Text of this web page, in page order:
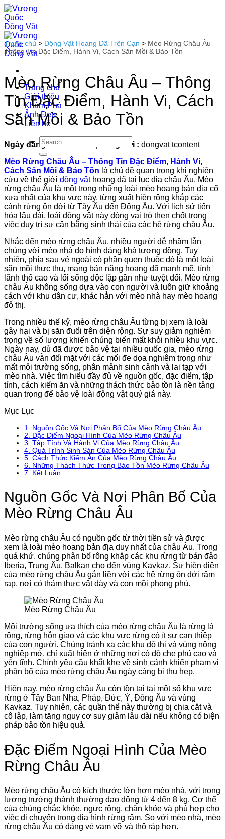
Bỏ
qua
nội
dung
Trang chủ
Giới thiệu
Khám Phá
Ảnh Đẹp
Liên hệ
Trang chủ > Động Vật Hoang Dã Trên Cạn > Mèo Rừng Châu Âu –
Thông Tin Đặc Điểm, Hành Vi, Cách Săn Mồi & Bảo Tồn
Mèo Rừng Châu Âu – Thông
Tin Đặc Điểm, Hành Vi, Cách
Săn Mồi & Bảo Tồn
Ngày đăng :26-01-2026 Đăng bởi : dongvat tcontent
Mèo Rừng Châu Âu – Thông Tin Đặc Điểm, Hành Vi,
Cách Săn Mồi & Bảo Tồn là chủ đề quan trọng khi nghiên
cứu về thế giới động vậthoang dã tại lục địa châu Âu. Mèo
rừng châu Âu là một trong những loài mèo hoang bản địa cổ
xưa nhất của khu vực này, từng xuất hiện rộng khắp các
cánh rừng ôn đới từ Tây Âu đến Đông Âu. Với lịch sử tiến
hóa lâu dài, loài động vật này đóng vai trò then chốt trong
việc duy trì sự cân bằng sinh thái của các hệ rừng châu Âu.
Nhắc đến mèo rừng châu Âu, nhiều người dễ nhầm lẫn
chúng với mèo nhà do hình dáng khá tương đồng. Tuy
nhiên, phía sau vẻ ngoài có phần quen thuộc đó là một loài
săn mồi thực thụ, mang bản năng hoang dã mạnh mẽ, tính
lãnh thổ cao và lối sống độc lập gần như tuyệt đối. Mèo rừng
châu Âu không sống dựa vào con người và luôn giữ khoảng
cách với khu dân cư, khác hẳn với mèo nhà hay mèo hoang
đô thị.
Trong nhiều thế kỷ, mèo rừng châu Âu từng bị xem là loài
gây hại và bị săn đuổi trên diện rộng. Sự suy giảm nghiêm
trọng về số lượng khiến chúng biến mất khỏi nhiều khu vực.
Ngày nay, dù đã được bảo vệ tại nhiều quốc gia, mèo rừng
châu Âu vẫn đối mặt với các mối đe dọa nghiêm trọng như
mất môi trường sống, phân mảnh sinh cảnh và lai tạp với
mèo nhà. Việc tìm hiểu đầy đủ về nguồn gốc, đặc điểm, tập
tính, cách kiếm ăn và những thách thức bảo tồn là nền tảng
quan trọng để bảo vệ loài động vật quý giá này.
Mục Lục
1.
Nguồn Gốc Và Nơi Phân Bổ Của Mèo Rừng Châu Âu
2. Đặc Điểm Ngoại Hình Của Mèo Rừng Châu Âu
3. Tập Tính Và Hành Vi Của Mèo Rừng Châu Âu
4. Quá Trình Sinh Sản Của Mèo Rừng Châu Âu
5. Cách Thức Kiếm Ăn Của Mèo Rừng Châu Âu
6.
Những Thách Thức Trong Bảo Tồn Mèo Rừng Châu Âu
7.
Kết Luận
Nguồn Gốc Và Nơi Phân Bổ Của
Mèo Rừng Châu Âu
Mèo rừng châu Âu có nguồn gốc từ thời tiền sử và được
xem là loài mèo hoang bản địa duy nhất của châu Âu. Trong
quá khứ, chúng phân bố rộng khắp các khu rừng từ bán đảo
Iberia, Trung Âu, Balkan cho đến vùng Kavkaz. Sự hiện diện
của mèo rừng châu Âu gắn liền với các hệ rừng ôn đới rậm
rạp, nơi có thảm thực vật dày và con mồi phong phú.
Mèo Rừng Châu Âu
Môi trường sống ưa thích của mèo rừng châu Âu là rừng lá
rộng, rừng hỗn giao và các khu vực rừng có ít sự can thiệp
của con người. Chúng tránh xa các khu đô thị và vùng nông
nghiệp mở, chỉ xuất hiện ở những nơi có độ che phủ cao và
yên tĩnh. Chính yêu cầu khắt khe về sinh cảnh khiến phạm vi
phân bố của mèo rừng châu Âu ngày càng bị thu hẹp.
Hiện nay, mèo rừng châu Âu còn tồn tại tại một số khu vực
rừng ở Tây Ban Nha, Pháp, Đức, Ý, Đông Âu và vùng
Kavkaz. Tuy nhiên, các quần thể này thường bị chia cắt và
cô lập, làm tăng nguy cơ suy giảm lâu dài nếu không có biện
pháp bảo tồn hiệu quả.
Đặc Điểm Ngoại Hình Của Mèo
Rừng Châu Âu
Mèo rừng châu Âu có kích thước lớn hơn mèo nhà, với trọng
lượng trưởng thành thường dao động từ 4 đến 8 kg. Cơ thể
của chúng chắc khỏe, ngực rộng, chân khỏe và phù hợp cho
việc di chuyển trong địa hình rừng rậm. So với mèo nhà, mèo
rừng châu Âu có dáng vẻ vạm vỡ và thô ráp hơn.